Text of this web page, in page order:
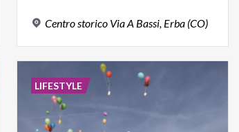
Centro storico ViaA Bassi, Erba (CO)
LIFESTYLE